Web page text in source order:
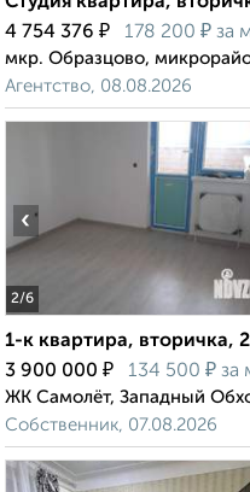
4 754 376 ₽ 178 200 ₽ за
мкр. Образцово,
Агентство, 08.08.2026
2/6
‹
1-к квартира, вторичка,
3 900 000 ₽ 134 500 ₽ за
ЖК Самолёт, Западный
Собственник, 07.08.2026